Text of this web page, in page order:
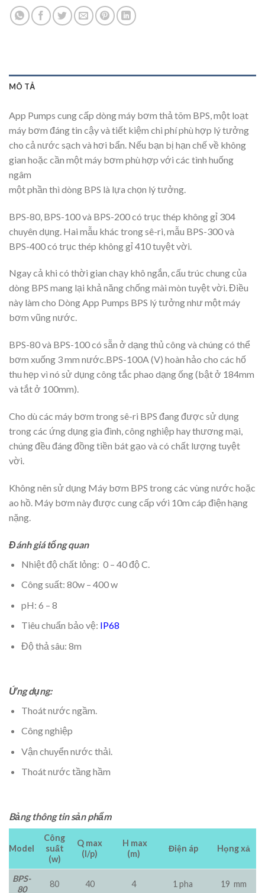
MÔ TẢ
App Pumps cung cấp dòng máy bơm thả tõm BPS, một loạt
máy bơm đáng tin cậy và tiết kiệm chi phí phù hợp lý tưởng
cho cả nước sạch và hơi bẩn. Nếu bạn bị hạn chế về không
gian hoặc cần một máy bơm phù hợp với các tình huống
ngâm
một phần thì dòng BPS là lựa chọn lý tưởng.
BPS-80, BPS-100 và BPS-200 có trục thép không gỉ 304
chuyên dụng. Hai mẫu khác trong sê-ri, mẫu BPS-300 và
BPS-400 có trục thép không gỉ 410 tuyệt vời.
Ngay cả khi có thời gian chạy khô ngắn, cấu trúc chung của
dòng BPS mang lại khả năng chống mài mòn tuyệt vời. Điều
này làm cho Dòng App Pumps BPS lý tưởng như một máy
bơm vũng nước.
BPS-80 và BPS-100 có sẵn ở dạng thủ công và chúng có thể
bơm xuống 3 mm nước.BPS-100A (V) hoàn hảo cho các hố
thu hẹp vì nó sử dụng công tắc phao dạng ống (bật ở 184mm
và tắt ở 100mm).
Cho dù các máy bơm trong sê-ri BPS đang được sử dụng
trong các ứng dụng gia đình, công nghiệp hay thương mại,
chúng đều đáng đồng tiền bát gạo và có chất lượng tuyệt
vời.
Không nên sử dụng Máy bơm BPS trong các vùng nước hoặc
ao hồ. Máy bơm này được cung cấp với 10m cáp điện hạng
nặng.
Đánh giá tổng quan
Nhiệt độ chất lỏng: 0 – 40 độ C.
Công suất: 80w – 400 w
pH: 6 – 8
Tiêu chuẩn bảo vệ: IP68
Độ thả sâu: 8m
Ứng dụng:
Thoát nước ngầm.
Công nghiệp
Vận chuyển nước thải.
Thoát nước tầng hầm
Bảng thông tin sản phẩm
Model
Công
suất
(w)
Q max
(l/p)
H max
(m)
Điện áp Họng xả
BPS-
80
80 40 4 1 pha 19 mm